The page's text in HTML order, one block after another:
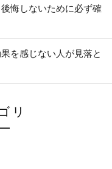
悔しないために必ず確
を感じない人が見落と
リ